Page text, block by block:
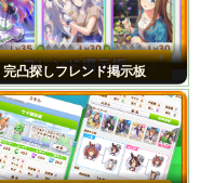
完凸探しフレンド掲示板